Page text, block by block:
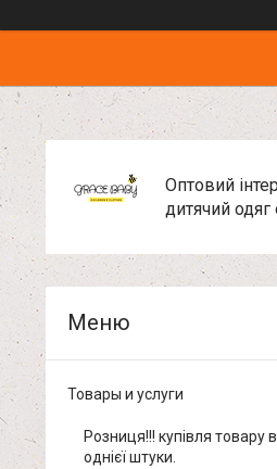
Оптовий
дитячий
Товары и услуги
Розниця!!! купівля товару
однієї штуки.